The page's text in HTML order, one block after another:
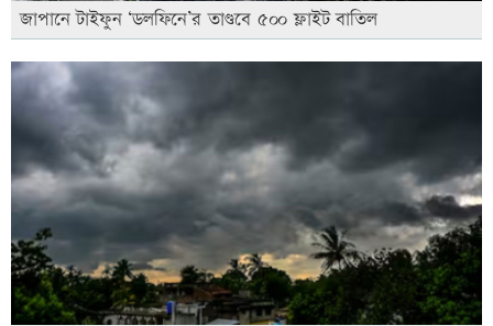
জাপানে টাইফুন ‘ডলফিনে’র তাণ্ডবে ৫০০ ফ্লাইট বাতিল